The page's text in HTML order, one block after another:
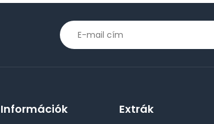
Információk Extrák